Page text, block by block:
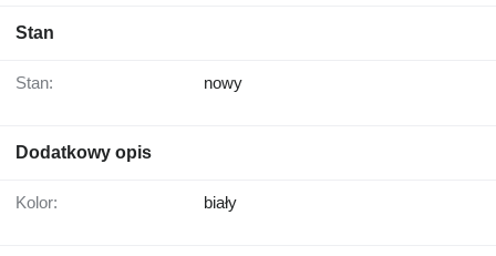
Stan
Stan: nowy
Dodatkowy opis
Kolor: biały